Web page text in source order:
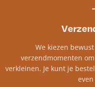
We kiezen
verzendmomenten
verkleinen. Je kunt je